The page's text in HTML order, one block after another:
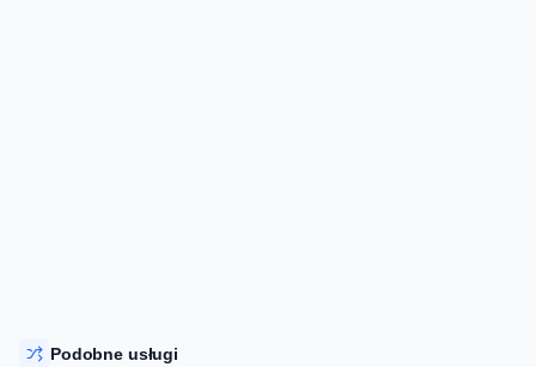
Podobne usługi